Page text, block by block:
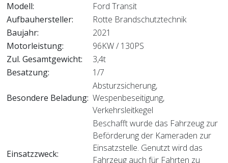
Modell:
Ford Transit
Aufbauhersteller:
Rotte Brandschutztechnik
Baujahr:
2021
Motorleistung:
96KW / 130PS
Zul. Gesamtgewicht:
3,4t
Besatzung:
1/7
Besondere Beladung:
Absturzsicherung,
Wespenbeseitigung,
Verkehrsleitkegel
Einsatzzweck:
Beschafft wurde das Fahrzeug zur
Beförderung der Kameraden zur
Einsatzstelle. Genutzt wird das
Fahrzeug auch für Fahrten zu